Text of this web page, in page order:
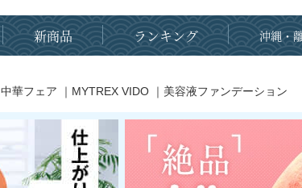
新商品 ランキング 沖縄・
中華フェア ｜ MYTREX VIDO ｜ 美容液ファンデーション